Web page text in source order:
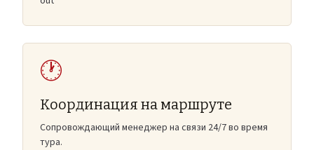
🕐
Координация на маршруте
Сопровождающий менеджер на связи 24/7 во время
тура.